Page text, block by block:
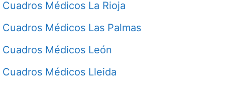
Cuadros Médicos La Rioja
Cuadros Médicos Las Palmas
Cuadros Médicos León
Cuadros Médicos Lleida